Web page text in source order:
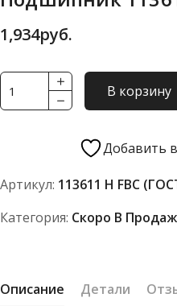
1,934руб.
Количество
товара
FBC
В корзину
Добавить
Артикул: 113611 Н FBC
Категория: Скоро В
Описание Детали